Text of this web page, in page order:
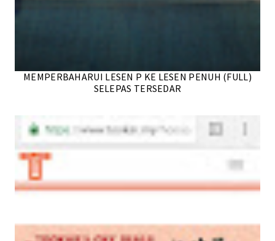
MEMPERBAHARUI LESEN P KE LESEN PENUH (FULL)
SELEPAS TERSEDAR